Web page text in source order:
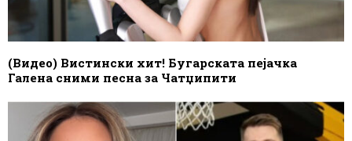
(Видео) Вистински хит! Бугарската пејачка
Галена сними песна за Чатџипити